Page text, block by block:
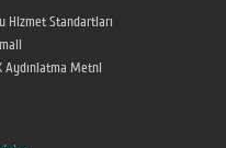
Hizmet Standartları
Aydınlatma Metni